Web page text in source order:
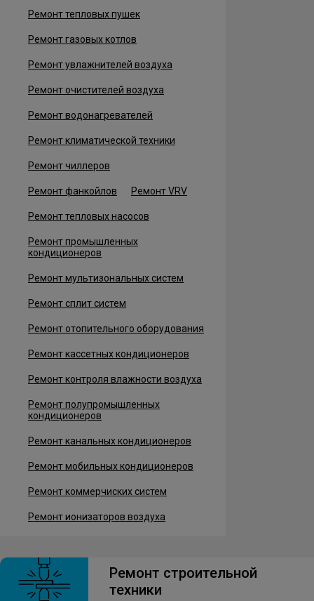
Ремонт тепловых пушек
Ремонт газовых котлов
Ремонт увлажнителей воздуха
Ремонт очистителей воздуха
Ремонт водонагревателей
Ремонт климатической техники
Ремонт чиллеров
Ремонт фанкойлов Ремонт VRV
Ремонт тепловых насосов
Ремонт промышленных
кондиционеров
Ремонт мультизональных систем
Ремонт сплит систем
Ремонт отопительного оборудования
Ремонт кассетных кондиционеров
Ремонт контроля влажности воздуха
Ремонт полупромышленных
кондиционеров
Ремонт канальных кондиционеров
Ремонт мобильных кондиционеров
Ремонт коммерчиских систем
Ремонт ионизаторов воздуха
Ремонт строительной
техники